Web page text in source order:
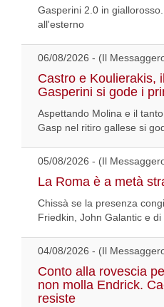
Gasperini 2.0 in
all'esterno
06/08/2026 - (Il
Castro e Koulierakis,
Gasperini si gode i
Aspettando Molina e il
Gasp nel ritiro gallese si
05/08/2026 - (Il
La Roma è a metà
Chissà se la presenza
Friedkin, John Galantic e
04/08/2026 - (Il
Conto alla rovescia
non molla Endrick.
resiste